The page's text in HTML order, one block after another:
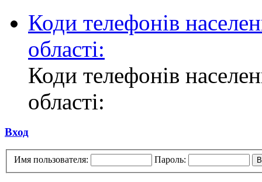
Коди телефонів
області:
Коди телефонів
області:
Вход
Имя пользователя: Пароль: